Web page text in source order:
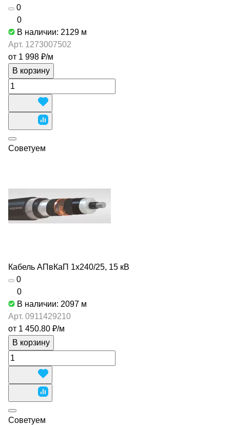
0
0
В наличии: 2129 м
Арт. 1273007502
от 1 998 ₽/м
В корзину
Советуем
Кабель АПвКаП 1х240/25, 15 кВ
0
0
В наличии: 2097 м
Арт. 0911429210
от 1 450.80 ₽/м
В корзину
Советуем